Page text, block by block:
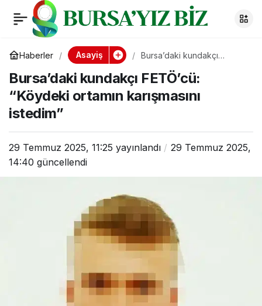
Haberler Asayiş
Bursa’daki kundakçı
karışmasını istedim”
Bursa’daki kundakçı FETÖ’cü:
“Köydeki ortamın karışmasını
istedim”
29 Temmuz 2025, 11:25 yayınlandı
29 Temmuz 2025,
14:40 güncellendi
Bursa’daki kundakçı
FETÖ’cü: “Köydeki
ortamın karışmasını
istedim”